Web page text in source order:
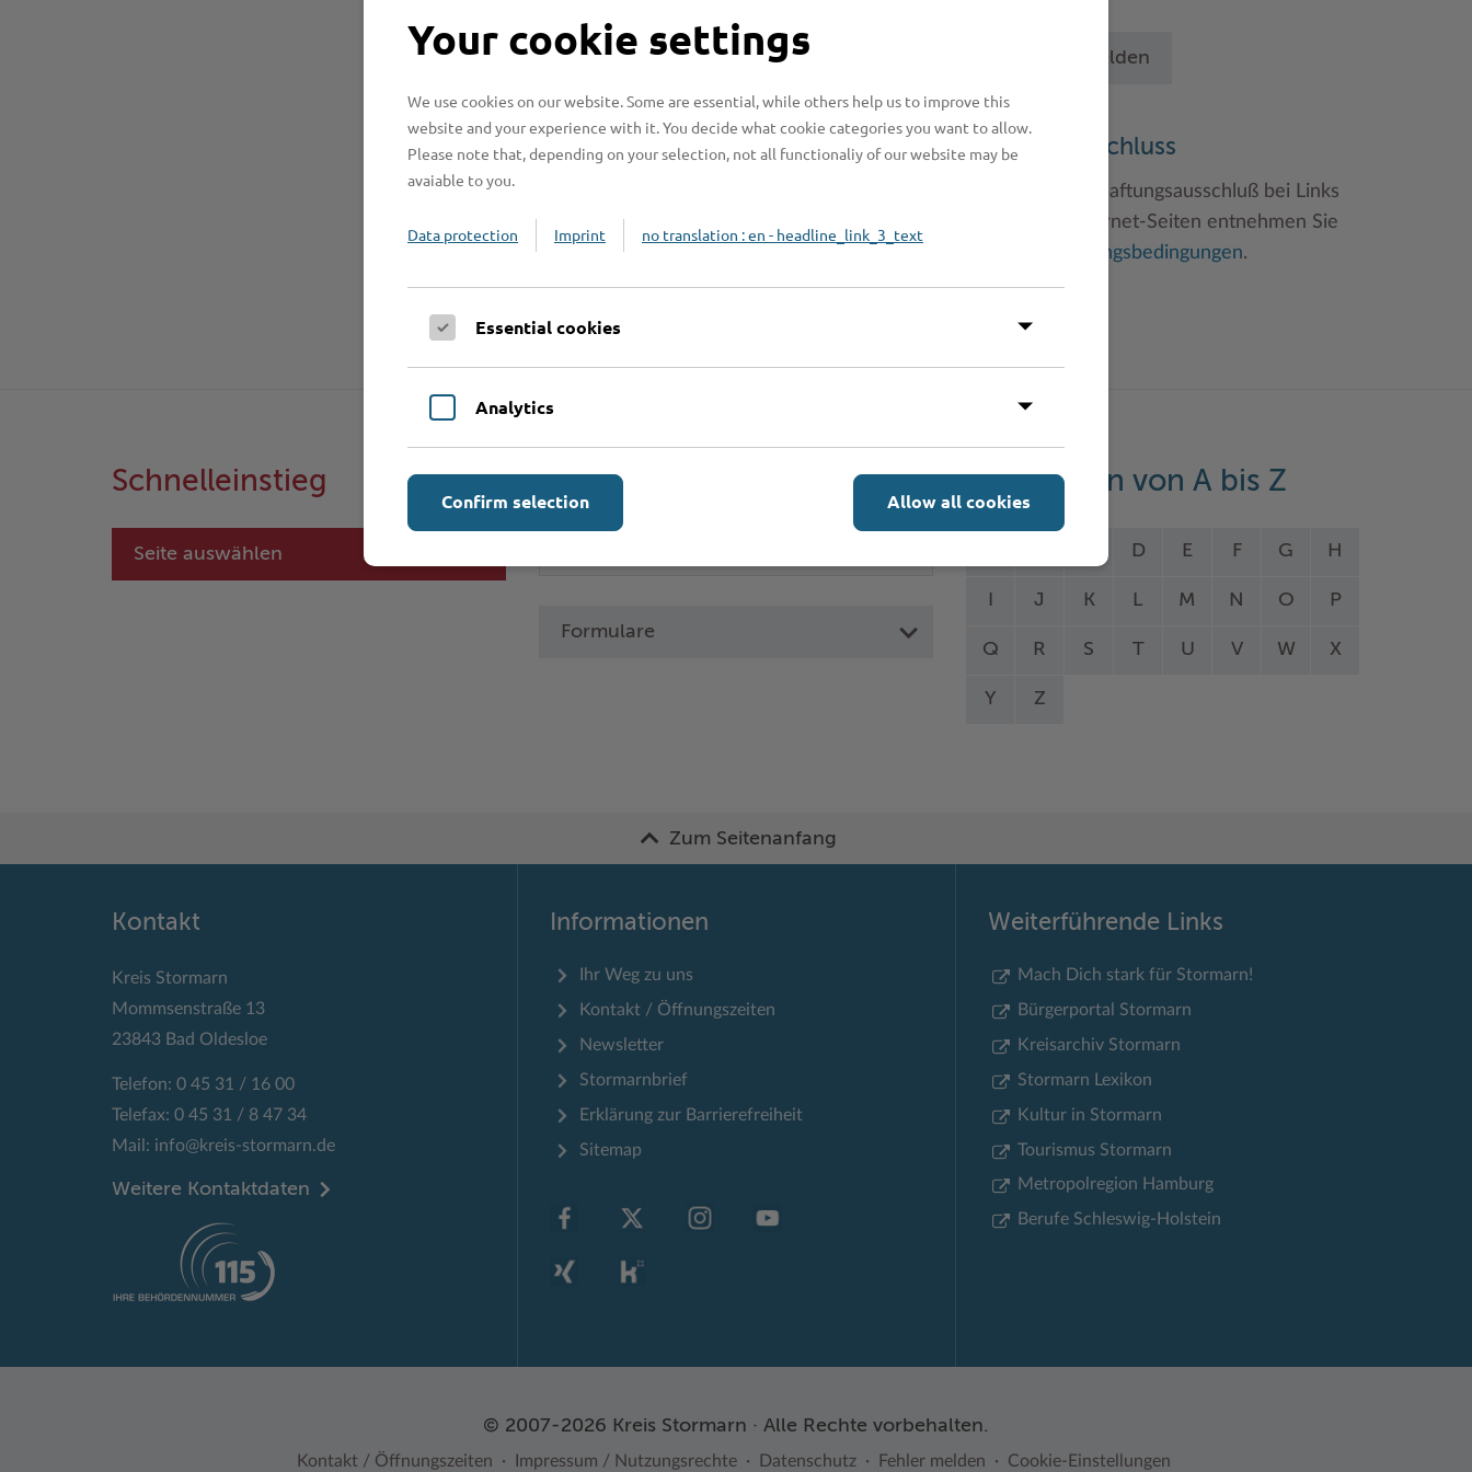
Betrieb anmelden
Haftungsauschluss
Hinweise zum Haftungsausschluß bei Links
zu anderen Internet-Seiten entnehmen Sie
Nutzungsbedingungen.
Schnelleinstieg
Seite auswählen
Online-Services
Formulare
Leistungen von A bis Z
D E F G H
J K L M N O P
Q R S T U V W X
Y Z
Zum Seitenanfang
Kontakt
Kreis Stormarn
Mommsenstraße 13
23843 Bad Oldesloe
Telefon: 0 45 31 / 16 00
Telefax: 0 45 31 / 8 47 34
Mail: info@kreis-stormarn.de
Weitere Kontaktdaten
Informationen
Ihr Weg zu uns
Kontakt / Öffnungszeiten
Newsletter
Stormarnbrief
Erklärung zur Barrierefreiheit
Sitemap
Weiterführende Links
Mach Dich stark für Stormarn!
Bürgerportal Stormarn
Kreisarchiv Stormarn
Stormarn Lexikon
Kultur in Stormarn
Tourismus Stormarn
Metropolregion Hamburg
Berufe Schleswig-Holstein
© 2007-2026 Kreis Stormarn · Alle Rechte vorbehalten.
Kontakt / Öffnungszeiten Impressum / Nutzungsrechte Datenschutz Fehler melden Cookie-Einstellungen
Your cookie settings
We use cookies on our website. Some are essential, while others help us to improve this
website and your experience with it. You decide what cookie categories you want to allow.
Please note that, depending on your selection, not all functionaliy of our website may be
avaiable to you.
Data protection Imprint no translation : en - headline_link_3_text
Essential cookies
Analytics
Allow all cookies
Confirm selection